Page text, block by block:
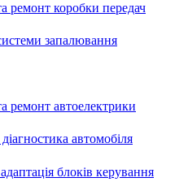
ремонт коробки передач
запалювання
ремонт автоелектрики
автомобіля
блоків керування